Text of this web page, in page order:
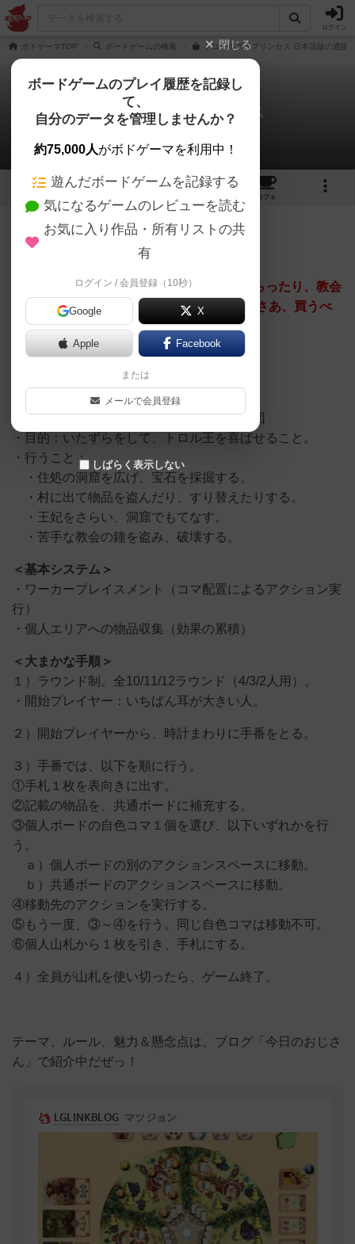
ログイン
ボドゲーマTOP ボードゲームの検索 トロールズ＆プリンセス 日本語版の通販/
トロールズ＆プリンセス
マツジョン@matz_jonさんのレビュー
1 2
カフェ
404名 0名 2年以上前
洞窟で暮らす小鬼「トロル」。お姫様をさらったり、教会
の鐘を壊したり、いたずらをして回ろう。 さあ、買うべ
きか、買わざるべきかっ？
＜テーマ＞
・年代：今より少し昔
・場所：人間の暮らす村と、その周辺
・プレイヤーの立場：小鬼「トロル」の集団
・目的：いたずらをして、トロル王を喜ばせること。
・行うこと：
・住処の洞窟を広げ、宝石を採掘する。
・村に出て物品を盗んだり、すり替えたりする。
・王妃をさらい、洞窟でもてなす。
・苦手な教会の鐘を盗み、破壊する。
＜基本システム＞
・ワーカープレイスメント（コマ配置によるアクション実
行）
・個人エリアへの物品収集（効果の累積）
＜大まかな手順＞
１）ラウンド制。全10/11/12ラウンド（4/3/2人用）。
・開始プレイヤー：いちばん耳が大きい人。
２）開始プレイヤーから、時計まわりに手番をとる。
３）手番では、以下を順に行う。
①手札１枚を表向きに出す。
②記載の物品を、共通ボードに補充する。
③個人ボードの自色コマ１個を選び、以下いずれかを行
う。
ａ）個人ボードの別のアクションスペースに移動。
ｂ）共通ボードのアクションスペースに移動。
④移動先のアクションを実行する。
⑤もう一度、③～④を行う。同じ自色コマは移動不可。
⑥個人山札から１枚を引き、手札にする。
４）全員が山札を使い切ったら、ゲーム終了。
テーマ、ルール、魅力＆懸念点は、ブログ「今日のおじさ
ん」で紹介中だぜっ！
閉じる
ボードゲームのプレイ履歴を記録し
て、
自分のデータを管理しませんか？
約75,000人がボドゲーマを利用中！
遊んだボードゲームを記録する
気になるゲームのレビューを読む
お気に入り作品・所有リストの共
有
ログイン / 会員登録（10秒）
Google X
Apple Facebook
または
メールで会員登録
しばらく表示しない